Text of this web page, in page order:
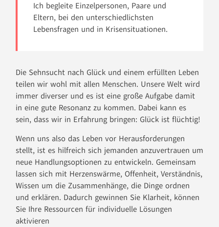
Ich begleite Einzelpersonen, Paare und
Eltern, bei den unterschiedlichsten
Lebensfragen und in Krisensituationen.
Die Sehnsucht nach Glück und einem erfüllten Leben
teilen wir wohl mit allen Menschen. Unsere Welt wird
immer diverser und es ist eine große Aufgabe damit
in eine gute Resonanz zu kommen. Dabei kann es
sein, dass wir in Erfahrung bringen: Glück ist flüchtig!
Wenn uns also das Leben vor Herausforderungen
stellt, ist es hilfreich sich jemanden anzuvertrauen um
neue Handlungsoptionen zu entwickeln. Gemeinsam
lassen sich mit Herzenswärme, Offenheit, Verständnis,
Wissen um die Zusammenhänge, die Dinge ordnen
und erklären. Dadurch gewinnen Sie Klarheit, können
Sie Ihre Ressourcen für individuelle Lösungen
aktivieren